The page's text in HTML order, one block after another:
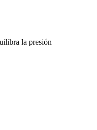
la presión